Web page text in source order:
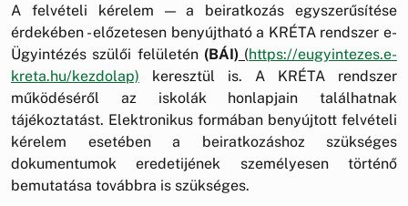
A felvételi kérelem — a beiratkozás egyszerűsítése
érdekében - előzetesen benyújtható a KRÉTA rendszer e-
Ügyintézés szülői felületén (BÁI)(https://eugyintezes.e-
kreta.hu/kezdolap) keresztül is. A KRÉTA rendszer
működéséről az iskolák honlapjain találhatnak
tájékoztatást. Elektronikus formában benyújtott felvételi
kérelem esetében a beiratkozáshoz szükséges
dokumentumok eredetijének személyesen történő
bemutatása továbbra is szükséges.